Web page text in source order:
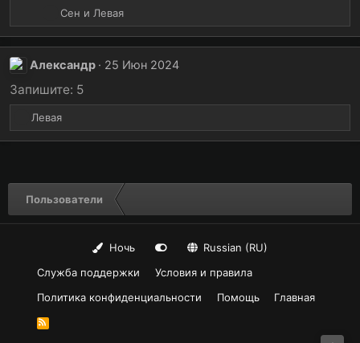
и
Р
е
ц
и
и
:
Сен и Левая
Александр 25 Июн 2024
Запишите: 5
Р
е
и
:
Левая
Пользователи
Ночь
Russian (RU)
Служба поддержки
Условия и правила
Политика конфиденциальности
Помощь Главная
R